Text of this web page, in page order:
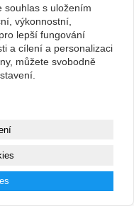
+420 734 846 489
+420 603 807 831
pivovarium@pivovarium.cz
Facebook
307243832/0300
a
verzi
souhlas s uložením
výkonnostní,
lepší fungování
a cílení a personalizaci
můžete svobodně